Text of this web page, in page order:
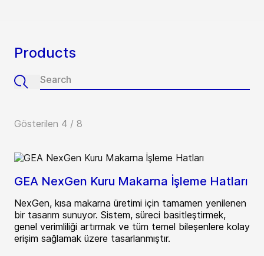
Products
Gösterilen 4 / 8
GEA NexGen Kuru Makarna İşleme Hatları
NexGen, kısa makarna üretimi için tamamen yenilenen
bir tasarım sunuyor. Sistem, süreci basitleştirmek,
genel verimliliği artırmak ve tüm temel bileşenlere kolay
erişim sağlamak üzere tasarlanmıştır.